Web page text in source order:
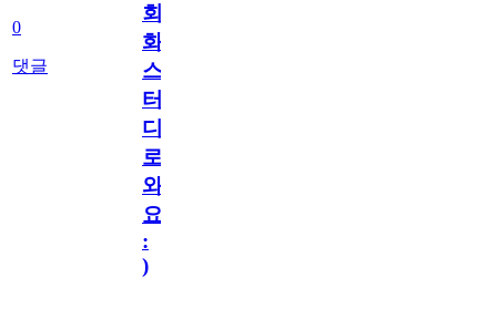
0
댓글
회
화
스
터
디
로
와
요
:
)